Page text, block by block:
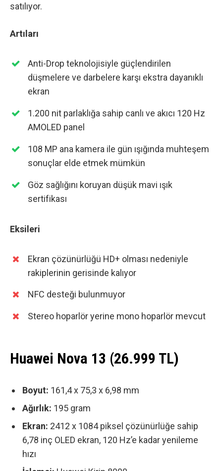
satılıyor.
Artıları
Anti-Drop teknolojisiyle güçlendirilen
düşmelere ve darbelere karşı ekstra dayanıklı
ekran
1.200 nit parlaklığa sahip canlı ve akıcı 120 Hz
AMOLED panel
108 MP ana kamera ile gün ışığında muhteşem
sonuçlar elde etmek mümkün
Göz sağlığını koruyan düşük mavi ışık
sertifikası
Eksileri
Ekran çözünürlüğü HD+ olması nedeniyle
rakiplerinin gerisinde kalıyor
NFC desteği bulunmuyor
Stereo hoparlör yerine mono hoparlör mevcut
Huawei Nova 13 (26.999 TL)
Boyut: 161,4 x 75,3 x 6,98 mm
Ağırlık: 195 gram
Ekran: 2412 x 1084 piksel çözünürlüğe sahip
6,78 inç OLED ekran, 120 Hz’e kadar yenileme
hızı